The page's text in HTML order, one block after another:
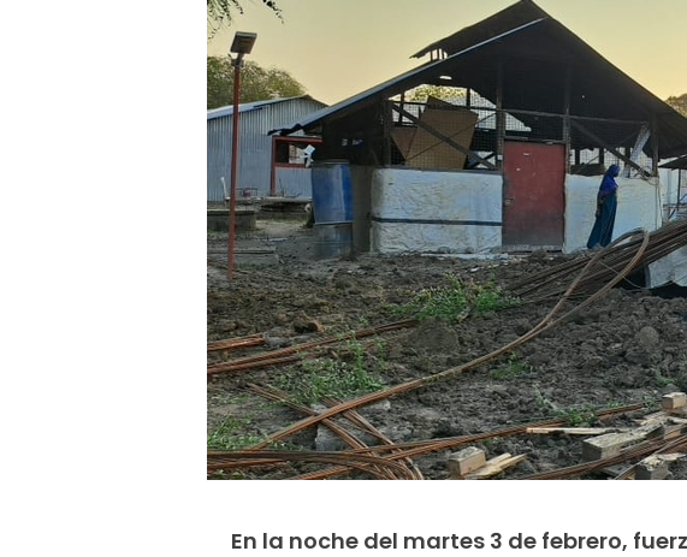
En la noche del martes 3 de febrero,